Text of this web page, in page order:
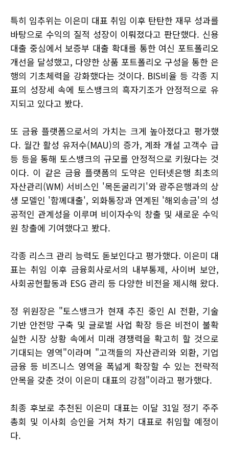
특히 임추위는 이은미 대표 취임 이후 탄탄한 재무 성과를
바탕으로 수익의 질적 성장이 이뤄졌다고 판단했다. 신용
대출 중심에서 보증부 대출 확대를 통한 여신 포트폴리오
개선을 달성했고, 다양한 상품 포트폴리오 구성을 통한 은
행의 기초체력을 강화했다는 것이다. BIS비율 등 각종 지
표의 성장세 속에 토스뱅크의 흑자기조가 안정적으로 유
지되고 있다고 봤다.
또 금융 플랫폼으로서의 가치는 크게 높아졌다고 평가했
다. 월간 활성 유저수(MAU)의 증가, 계좌 개설 고객수 급
등 등을 통해 토스뱅크의 규모를 안정적으로 키웠다는 것
이다. 이 같은 금융 플랫폼의 도약은 인터넷은행 최초의
자산관리(WM) 서비스인 '목돈굴리기'와 광주은행과의 상
생 모델인 '함께대출', 외화통장과 연계된 '해외송금'의 성
공적인 관계성을 이루며 비이자수익 창출 및 새로운 수익
원 창출에 기여했다고 봤다.
각종 리스크 관리 능력도 돋보인다고 평가했다. 이은미 대
표는 취임 이후 금융회사로서의 내부통제, 사이버 보안,
사회공헌활동과 ESG 관리 등 다양한 비전을 제시해 왔다.
정 위원장은 "토스뱅크가 현재 추진 중인 AI 전환, 기술
기반 안전망 구축 및 글로벌 사업 확장 등은 비전이 불확
실한 시장 상황 속에서 미래 경쟁력을 확고히 할 것으로
기대되는 영역"이라며 "고객들의 자산관리와 외환, 기업
금융 등 비즈니스 영역을 폭넓게 확장할 수 있는 전략적
안목을 갖춘 것이 이은미 대표의 강점"이라고 평가했다.
최종 후보로 추천된 이은미 대표는 이달 31일 정기 주주
총회 및 이사회 승인을 거쳐 차기 대표로 취임할 예정이
다.